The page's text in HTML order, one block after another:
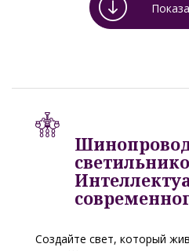
Создайте свет, который